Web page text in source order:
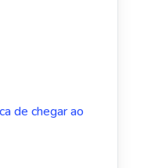
de chegar ao